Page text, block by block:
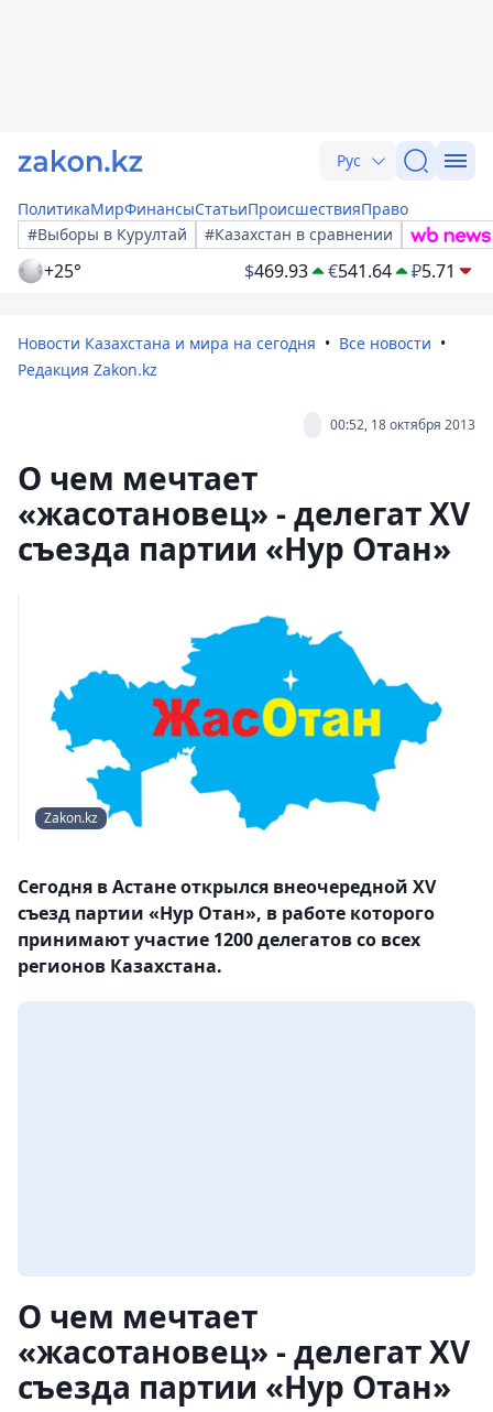
Рус
ПолитикаМирФинансыСтатьиПроисшествияПраво
#Выборы в Курултай
#Казахстан в сравнении
+25° $469.93 €541.64 ₽5.71
Новости Казахстана и мира на сегодня
Все новости
Редакция Zakon.kz
00:52, 18 октября 2013
О чем мечтает
«жасотановец» - делегат XV
съезда партии «Нур Отан»
Zakon.kz
Сегодня в Астане открылся внеочередной XV
съезд партии «Нур Отан», в работе которого
принимают участие 1200 делегатов со всех
регионов Казахстана.
О чем мечтает
«жасотановец» - делегат XV
съезда партии «Нур Отан»